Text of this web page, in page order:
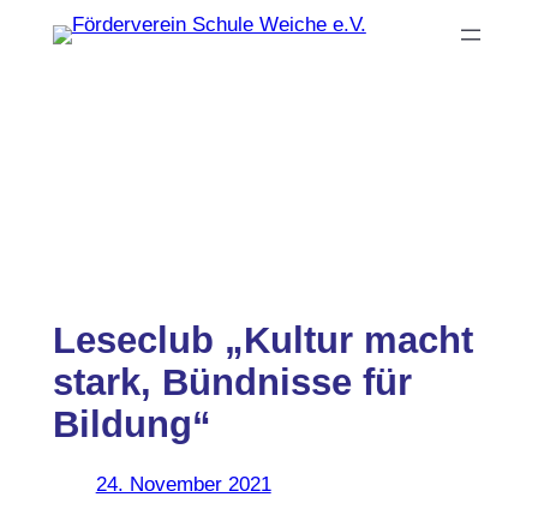
Leseclub „Kultur macht
stark, Bündnisse für
Bildung“
24. November 2021